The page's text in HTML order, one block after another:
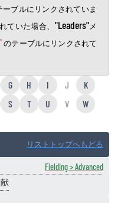
ーブルにリンクされていま
ていた場合、 "Leaders"メ
のテーブルにリンクされて
G H I J
K
S T U V
W
リストトップへもどる
Fielding > Advanced